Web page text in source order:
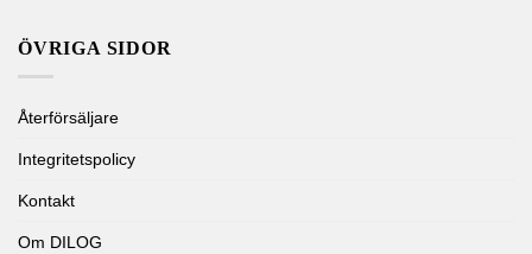
ÖVRIGA SIDOR
Återförsäljare
Integritetspolicy
Kontakt
Om DILOG